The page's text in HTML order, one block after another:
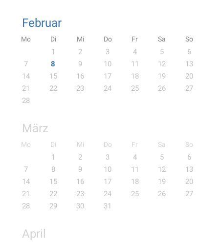
Februar
Mo Di Mi Do Fr Sa So
1 2 3 4 5
6
7
8 9 10 11 12
13
14
15 16 17 18 19
20
21
22 23 24 25 26
27
28
März
Mo Di Mi Do Fr Sa So
1 2 3 4 5
6
7
8 9 10 11 12
13
14
15 16 17 18 19
20
21
22 23 24 25 26
27
28
29 30 31
April